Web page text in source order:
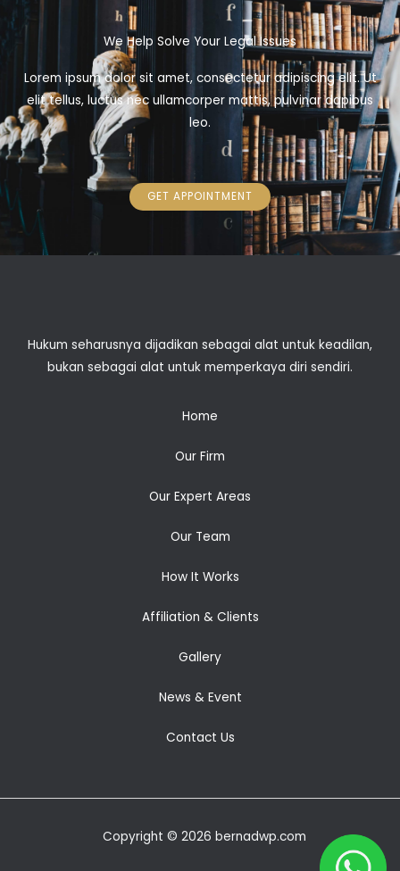
We Help Solve Your Legal Issues
Lorem ipsum dolor sit amet, consectetur adipiscing elit. Ut
elit tellus, luctus nec ullamcorper mattis, pulvinar dapibus
leo.
GET APPOINTMENT
Hukum seharusnya dijadikan sebagai alat untuk keadilan,
bukan sebagai alat untuk memperkaya diri sendiri.
Home
Our Firm
Our Expert Areas
Our Team
How It Works
Affiliation & Clients
Gallery
News & Event
Contact Us
Copyright © 2026 bernadwp.com